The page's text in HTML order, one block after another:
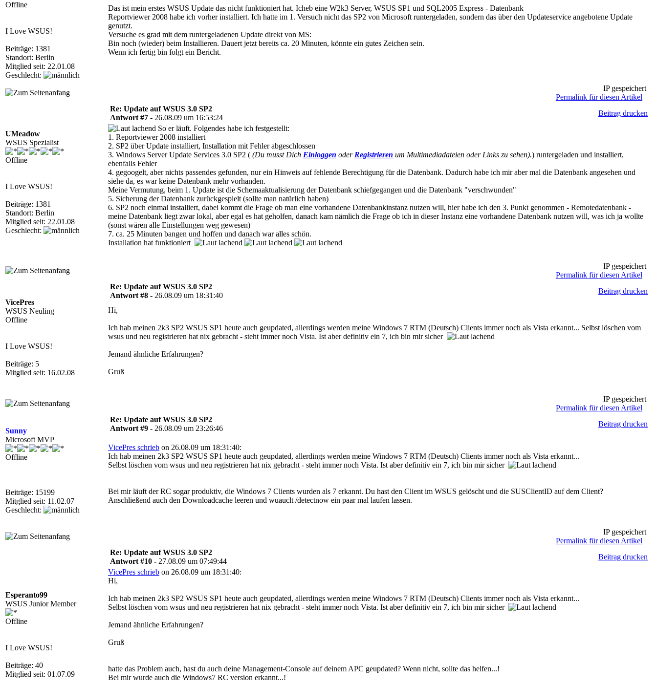
Offline
I Love WSUS!
Beiträge: 1381
Standort: Berlin
Mitglied seit: 22.01.08
Geschlecht:
Das ist mein erstes WSUS Update das nicht funktioniert hat. Icheb eine W2k3 Server, WSUS SP1 und SQL2005 Express - Datenbank
Reportviewer 2008 habe ich vorher installiert. Ich hatte im 1. Versuch nicht das SP2 von Microsoft runtergeladen, sondern das über den Updateservice angebotene Update
genutzt.
Versuche es grad mit dem runtergeladenen Update direkt von MS:
Bin noch (wieder) beim Installieren. Dauert jetzt bereits ca. 20 Minuten, könnte ein gutes Zeichen sein.
Wenn ich fertig bin folgt ein Bericht.
IP gespeichert
Permalink für diesen Artikel
UMeadow
WSUS Spezialist
Offline
I Love WSUS!
Beiträge: 1381
Standort: Berlin
Mitglied seit: 22.01.08
Geschlecht:
Re: Update auf WSUS 3.0 SP2
Antwort #7 - 26.08.09 um 16:53:24
Beitrag drucken
So er läuft. Folgendes habe ich festgestellt:
1. Reportviewer 2008 installiert
2. SP2 über Update installiert, Installation mit Fehler abgeschlossen
3. Windows Server Update Services 3.0 SP2 ( (Du musst Dich Einloggen oder Registrieren um Multimediadateien oder Links zu sehen).) runtergeladen und installiert,
ebenfalls Fehler
4. gegoogelt, aber nichts passendes gefunden, nur ein Hinweis auf fehlende Berechtigung für die Datenbank. Dadurch habe ich mir aber mal die Datenbank angesehen und
siehe da, es war keine Datenbank mehr vorhanden.
Meine Vermutung, beim 1. Update ist die Schemaaktualisierung der Datenbank schiefgegangen und die Datenbank "verschwunden"
5. Sicherung der Datenbank zurückgespielt (sollte man natürlich haben)
6. SP2 noch einmal installiert, dabei kommt die Frage ob man eine vorhandene Datenbankinstanz nutzen will, hier habe ich den 3. Punkt genommen - Remotedatenbank -
meine Datenbank liegt zwar lokal, aber egal es hat geholfen, danach kam nämlich die Frage ob ich in dieser Instanz eine vorhandene Datenbank nutzen will, was ich ja wollte
(sonst wären alle Einstellungen weg gewesen)
7. ca. 25 Minuten bangen und hoffen und danach war alles schön.
Installation hat funktioniert
IP gespeichert
Permalink für diesen Artikel
VicePres
WSUS Neuling
Offline
I Love WSUS!
Beiträge: 5
Mitglied seit: 16.02.08
Re: Update auf WSUS 3.0 SP2
Antwort #8 - 26.08.09 um 18:31:40
Beitrag drucken
Hi,
Ich hab meinen 2k3 SP2 WSUS SP1 heute auch geupdated, allerdings werden meine Windows 7 RTM (Deutsch) Clients immer noch als Vista erkannt... Selbst löschen vom
wsus und neu registrieren hat nix gebracht - steht immer noch Vista. Ist aber definitiv ein 7, ich bin mir sicher
Jemand ähnliche Erfahrungen?
Gruß
IP gespeichert
Permalink für diesen Artikel
Sunny
Microsoft MVP
Offline
Beiträge: 15199
Mitglied seit: 11.02.07
Geschlecht:
Re: Update auf WSUS 3.0 SP2
Antwort #9 - 26.08.09 um 23:26:46
Beitrag drucken
VicePres schrieb on 26.08.09 um 18:31:40:
Ich hab meinen 2k3 SP2 WSUS SP1 heute auch geupdated, allerdings werden meine Windows 7 RTM (Deutsch) Clients immer noch als Vista erkannt...
Selbst löschen vom wsus und neu registrieren hat nix gebracht - steht immer noch Vista. Ist aber definitiv ein 7, ich bin mir sicher
Bei mir läuft der RC sogar produktiv, die Windows 7 Clients wurden als 7 erkannt. Du hast den Client im WSUS gelöscht und die SUSClientID auf dem Client?
Anschließend auch den Downloadcache leeren und wuauclt /detectnow ein paar mal laufen lassen.
IP gespeichert
Permalink für diesen Artikel
Esperanto99
WSUS Junior Member
Offline
I Love WSUS!
Beiträge: 40
Mitglied seit: 01.07.09
Re: Update auf WSUS 3.0 SP2
Antwort #10 - 27.08.09 um 07:49:44
Beitrag drucken
VicePres schrieb on 26.08.09 um 18:31:40:
Hi,
Ich hab meinen 2k3 SP2 WSUS SP1 heute auch geupdated, allerdings werden meine Windows 7 RTM (Deutsch) Clients immer noch als Vista erkannt...
Selbst löschen vom wsus und neu registrieren hat nix gebracht - steht immer noch Vista. Ist aber definitiv ein 7, ich bin mir sicher
Jemand ähnliche Erfahrungen?
Gruß
hatte das Problem auch, hast du auch deine Management-Console auf deinem APC geupdated? Wenn nicht, sollte das helfen...!
Bei mir wurde auch die Windows7 RC version erkannt...!